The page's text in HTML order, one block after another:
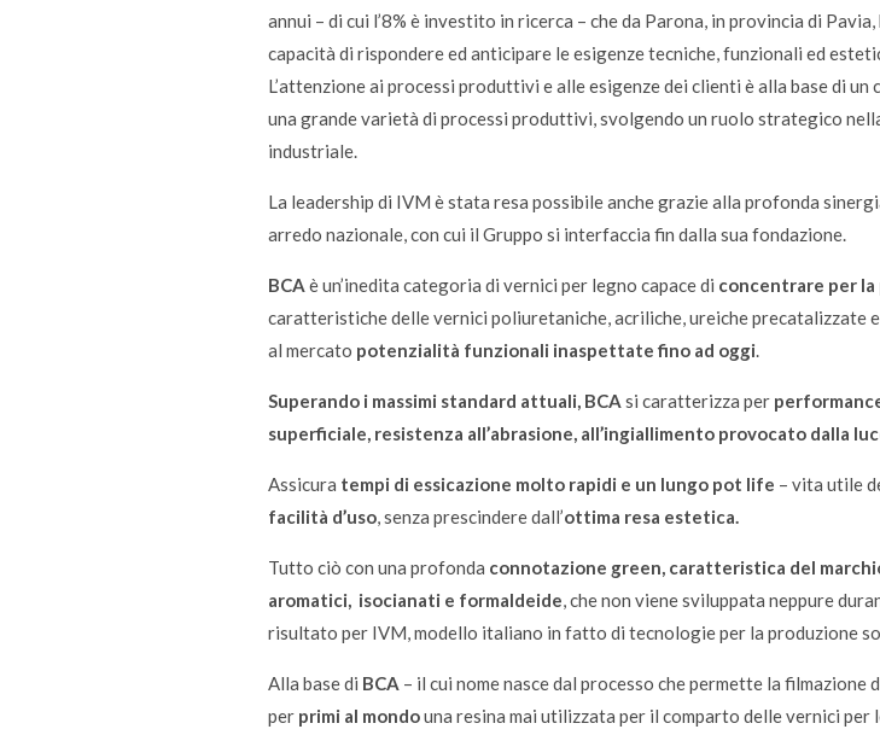
annui – di cui l’8% è investito in ricerca – che da Parona, in provincia di
capacità di rispondere ed anticipare le esigenze tecniche, funzionali ed
L’attenzione ai processi produttivi e alle esigenze dei clienti è alla base di
una grande varietà di processi produttivi, svolgendo un ruolo strategico
industriale.
La leadership di IVM è stata resa possibile anche grazie alla profonda
arredo nazionale, con cui il Gruppo si interfaccia fin dalla sua fondazione.
BCA è un’inedita categoria di vernici per legno capace di concentrare per la
caratteristiche delle vernici poliuretaniche, acriliche, ureiche precatalizzate
al mercato potenzialità funzionali inaspettate fino ad oggi.
Superando i massimi standard attuali, BCA si caratterizza per
superficiale, resistenza all’abrasione, all’ingiallimento provocato dalla
Assicura tempi di essicazione molto rapidi e un lungo pot life – vita utile
facilità d’uso, senza prescindere dall’ottima resa estetica.
Tutto ciò con una profonda connotazione green, caratteristica del
aromatici, isocianati e formaldeide, che non viene sviluppata neppure
risultato per IVM, modello italiano in fatto di tecnologie per la produzione
Alla base di BCA – il cui nome nasce dal processo che permette la
per primi al mondouna resina mai utilizzata per il comparto delle vernici